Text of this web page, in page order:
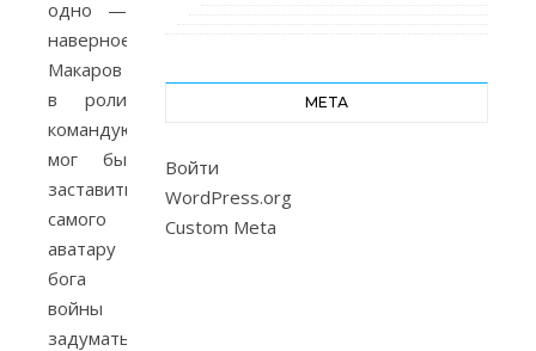
одно —
наверное,
Макаров
в роли
командующего
мог бы
заставить
самого
аватару
бога
войны
задуматься
МЕТА
Войти
WordPress.org
Custom Meta